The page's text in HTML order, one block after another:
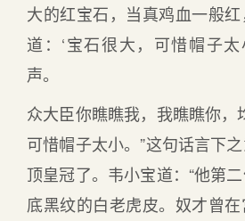
大的红宝石，当真鸡血一般
道：‘宝石很大，可惜帽子太
声。
众大臣你瞧瞧我，我瞧瞧你，
可惜帽子太小。”这句话言下
顶皇冠了。韦小宝道：“他第
底黑纹的白老虎皮。奴才曾